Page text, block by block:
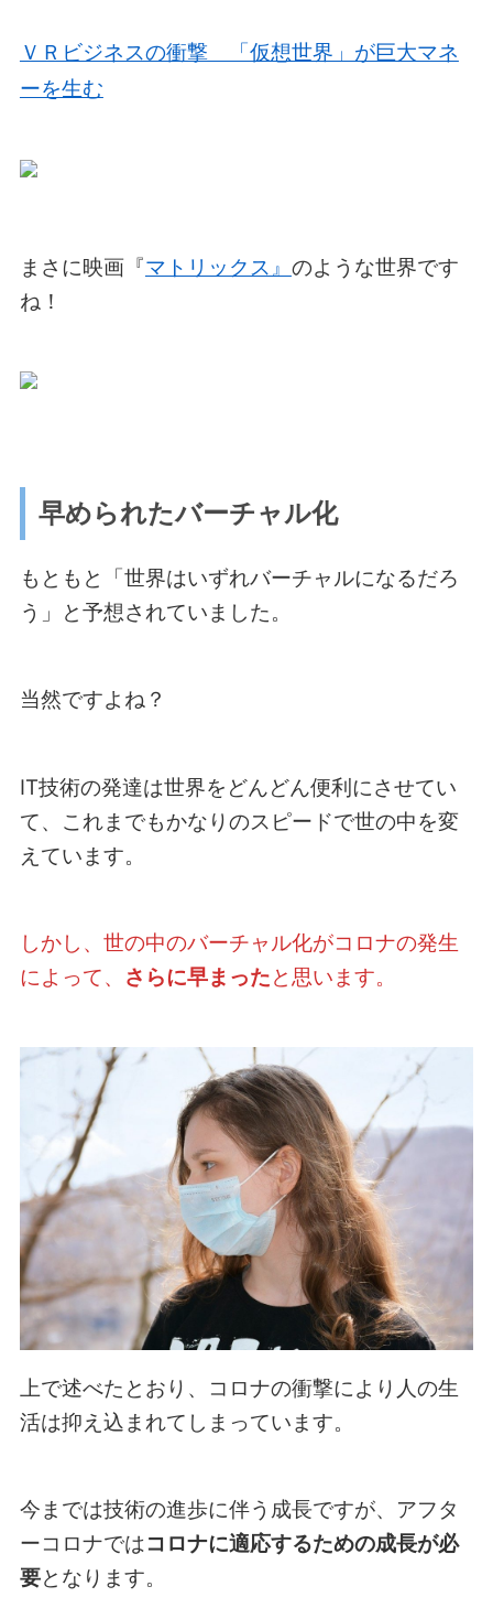
ＶＲビジネスの衝撃 「仮想世界」が巨大マネ
ーを生む
まさに映画『マトリックス』 のような世界です
ね！
早められたバーチャル化
もともと「世界はいずれバーチャルになるだろ
う」と予想されていました。
当然ですよね？
IT技術の発達は世界をどんどん便利にさせてい
て、これまでもかなりのスピードで世の中を変
えています。
しかし、世の中のバーチャル化がコロナの発生
によって、 さらに早まったと思います。
上で述べたとおり、コロナの衝撃により人の生
活は抑え込まれてしまっています。
今までは技術の進歩に伴う成長ですが、アフタ
ーコロナではコロナに適応するための成長が必
要となります。